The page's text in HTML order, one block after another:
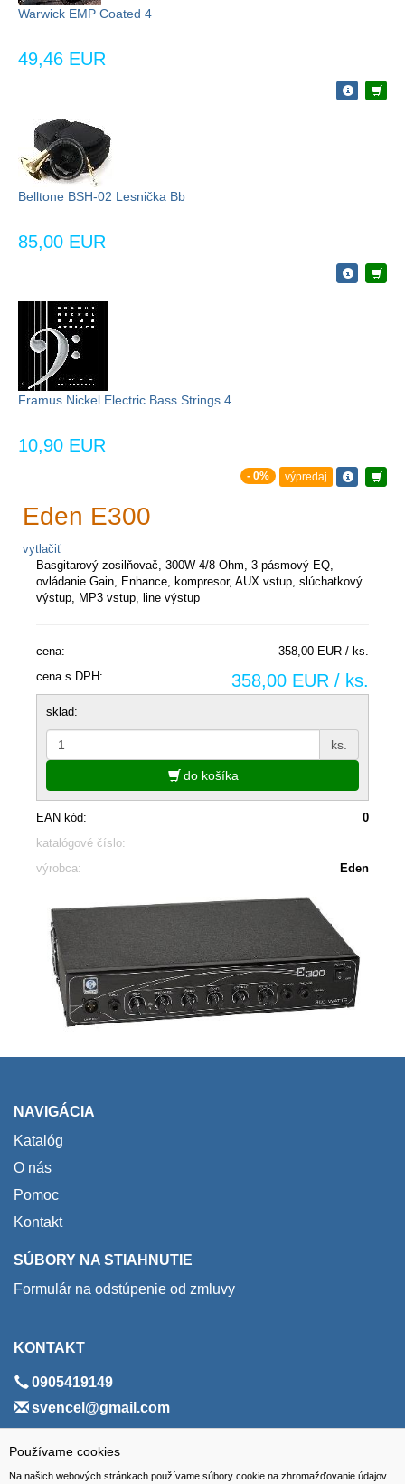
Používame cookies
Na našich webových stránkach používame súbory cookie na zhromažďovanie údajov
Warwick EMP Coated 4
49,46 EUR
Belltone BSH-02 Lesnička Bb
85,00 EUR
Framus Nickel Electric Bass Strings 4
10,90 EUR
- 0% výpredaj
Eden E300
vytlačiť
Basgitarový zosilňovač, 300W 4/8 Ohm, 3-pásmový EQ,
ovládanie Gain, Enhance, kompresor, AUX vstup, slúchatkový
výstup, MP3 vstup, line výstup
cena:
358,00 EUR / ks.
cena s DPH:
358,00 EUR / ks.
sklad:
ks.
do košíka
EAN kód:
0
katalógové číslo:
výrobca:
Eden
NAVIGÁCIA
Katalóg
O nás
Pomoc
Kontakt
SÚBORY NA STIAHNUTIE
Formulár na odstúpenie od zmluvy
KONTAKT
0905419149
svencel@gmail.com
ADRESA